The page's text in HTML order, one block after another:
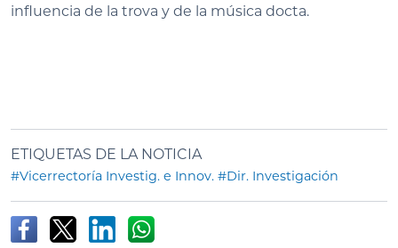
influencia de la trova y de la música docta.
ETIQUETAS DE LA NOTICIA
#Vicerrectoría Investig. e Innov. #Dir. Investigación